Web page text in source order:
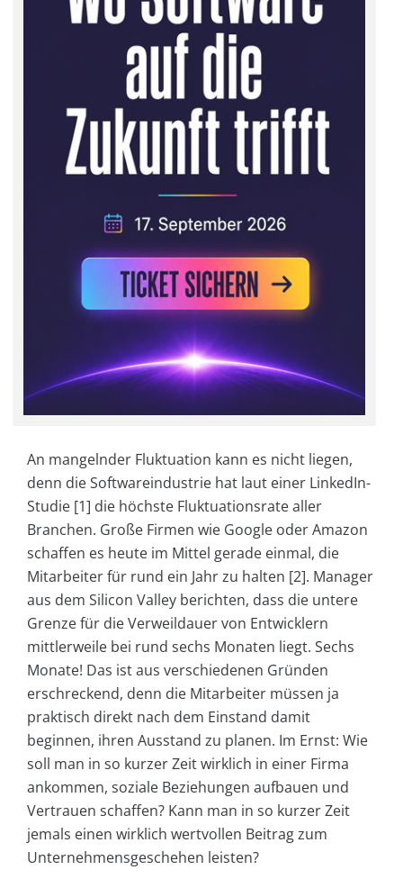
An mangelnder Fluktuation kann es nicht liegen,
denn die Softwareindustrie hat laut einer LinkedIn-
Studie [1] die höchste Fluktuationsrate aller
Branchen. Große Firmen wie Google oder Amazon
schaffen es heute im Mittel gerade einmal, die
Mitarbeiter für rund ein Jahr zu halten [2]. Manager
aus dem Silicon Valley berichten, dass die untere
Grenze für die Verweildauer von Entwicklern
mittlerweile bei rund sechs Monaten liegt. Sechs
Monate! Das ist aus verschiedenen Gründen
erschreckend, denn die Mitarbeiter müssen ja
praktisch direkt nach dem Einstand damit
beginnen, ihren Ausstand zu planen. Im Ernst: Wie
soll man in so kurzer Zeit wirklich in einer Firma
ankommen, soziale Beziehungen aufbauen und
Vertrauen schaffen? Kann man in so kurzer Zeit
jemals einen wirklich wertvollen Beitrag zum
Unternehmensgeschehen leisten?